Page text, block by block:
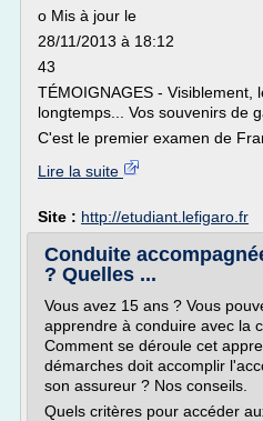
o Mis à jour le
28/11/2013 à 18:12
43
TÉMOIGNAGES - Visiblement,
longtemps... Vos souvenirs de
C'est le premier examen de
Lire la suite
Site : http://etudiant.lefigaro.fr
Conduite
? Quelles ...
Vous avez 15 ans ? Vous
apprendre à conduire avec la
Comment se déroule cet
démarches doit accomplir
son assureur ? Nos conseils.
Quels critères pour accéder